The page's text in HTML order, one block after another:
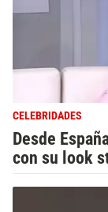
CELEBRIDADES
Desde
con su look